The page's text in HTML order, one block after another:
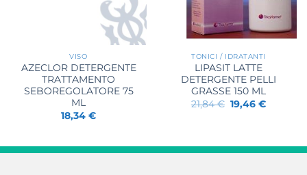
VISO
AZECLOR DETERGENTE
TRATTAMENTO
SEBOREGOLATORE 75
ML
18,34 €
TONICI / IDRATANTI
LIPASIT LATTE
DETERGENTE PELLI
GRASSE 150 ML
21,84€ Il
prezzo
19,46€Il